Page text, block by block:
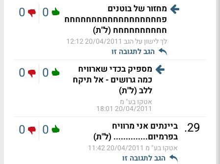
מחזור של בוטנים
פחחחחחחחחחחחחחחחחחח
חחחחחחחחחח (ל"ת)
לך לישון על הגב 20/04/2011 12:12
הגב לתגובה זו
0
0
מספיק בכדי שארוויח
כמה גרושים - אל תיקח
ללב (ל"ת)
אטקו בע" מ
20/04/2011 18:01
0
0
29
. ביינתים אני מרוויח
בפרמיום.............. (ל"ת)
אטקו בע" מ 20/04/2011 11:42
הגב לתגובה זו
0
0